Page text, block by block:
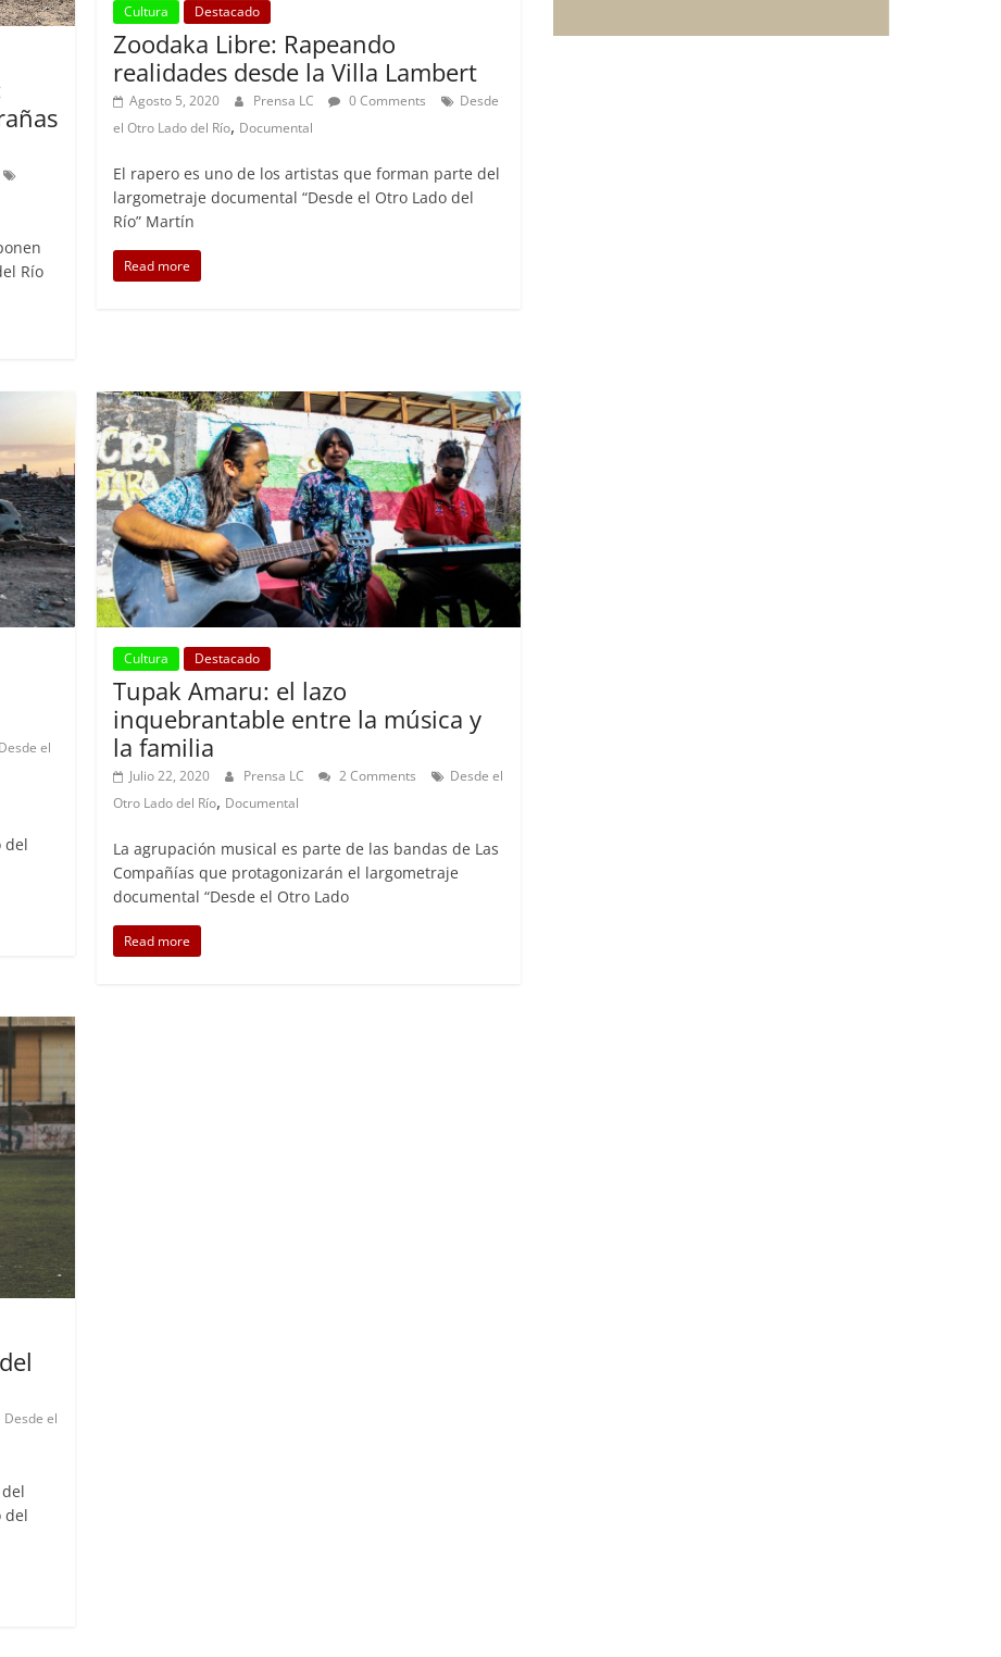
Río
Cultura Destacado
Zoodaka Libre: Rapeando
realidades desde la Villa Lambert
Agosto 5, 2020 Prensa LC 0 Comments
Desde
el Otro Lado del Río, Documental
El rapero es uno de los artistas que forman parte del
largometraje documental “Desde el Otro Lado del
Río” Martín
Read more
Desde el
del
Cultura Destacado
Tupak Amaru: el lazo
inquebrantable entre la música y
la familia
Julio 22, 2020 Prensa LC 2 Comments
Desde el
Otro Lado del Río, Documental
La agrupación musical es parte de las bandas de Las
Compañías que protagonizarán el largometraje
documental “Desde el Otro Lado
Read more
Desde el
del